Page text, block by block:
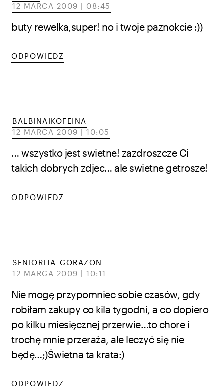
12 MARCA 2009 | 08:45
buty rewelka,super! no i twoje paznokcie :))
ODPOWIEDZ
BALBINAIKOFEINA
12 MARCA 2009 | 10:05
… wszystko jest swietne! zazdroszcze Ci
takich dobrych zdjec… ale swietne getrosze!
ODPOWIEDZ
SENIORITA_CORAZON
12 MARCA 2009 | 10:11
Nie mogę przypomniec sobie czasów, gdy
robiłam zakupy co kila tygodni, a co dopiero
po kilku miesięcznej przerwie…to chore i
trochę mnie przeraża, ale leczyć się nie
będę…;)Świetna ta krata:)
ODPOWIEDZ